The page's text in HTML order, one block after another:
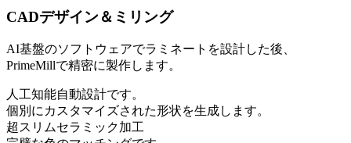
CADデザイン＆ミリング
AI基盤のソフトウェアでラミネートを設計した後、
PrimeMillで精密に製作します。
人工知能自動設計です。
個別にカスタマイズされた形状を生成します。
超スリムセラミック加工